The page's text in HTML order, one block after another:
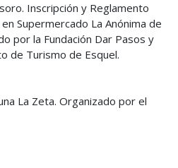
Inscripción y Reglamento
Supermercado La Anónima de
por la Fundación Dar Pasos y
de Turismo de Esquel.
La Zeta. Organizado por el